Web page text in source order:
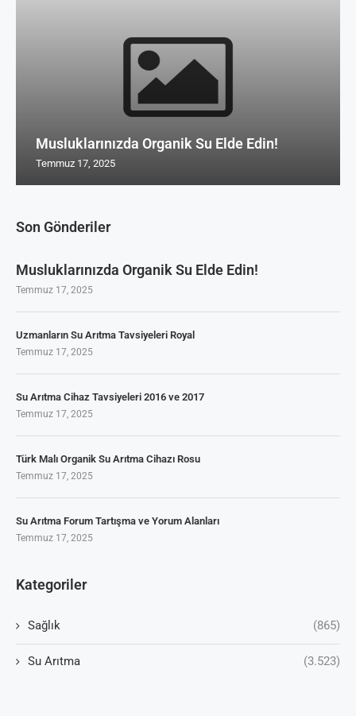
Son Gönderiler
Musluklarınızda Organik Su Elde Edin!
Temmuz 17, 2025
Uzmanların Su Arıtma Tavsiyeleri Royal
Temmuz 17, 2025
Su Arıtma Cihaz Tavsiyeleri 2016 ve 2017
Temmuz 17, 2025
Türk Malı Organik Su Arıtma Cihazı Rosu
Temmuz 17, 2025
Su Arıtma Forum Tartışma ve Yorum Alanları
Temmuz 17, 2025
Kategoriler
Sağlık (865)
Su Arıtma (3.523)
Musluklarınızda Organik Su Elde Edin!
Temmuz 17, 2025